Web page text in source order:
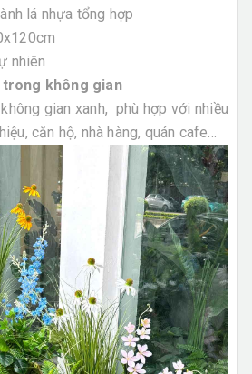
lá nhựa tổng hợp
nhiên
không gian
gian xanh, phù hợp với nhiều
căn hộ, nhà hàng, quán cafe...